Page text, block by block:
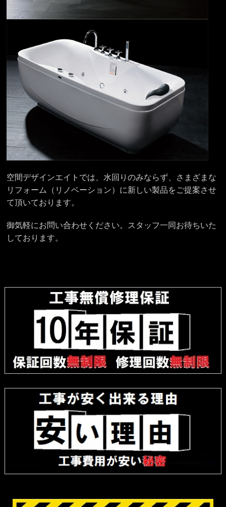
空間デザインエイトでは、水回りのみならず、さまざまな
リフォーム（リノベーション）に新しい製品をご提案させ
て頂いております。
御気軽にお問い合わせください。スタッフ一同お待ちいた
しております。